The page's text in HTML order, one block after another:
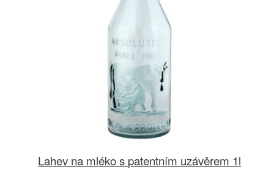
Lahev na mléko s patentním uzávěrem 1l